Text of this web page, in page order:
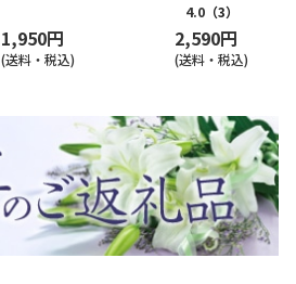
1,950円
(送料・税込)
4.0 （3）
2,590円
(送料・税込)